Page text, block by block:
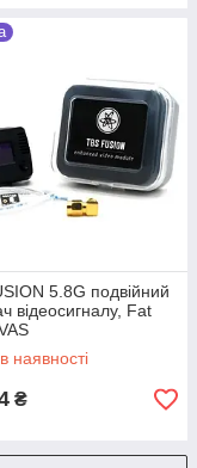
5.8G подвійний
відеосигналу, Fat
наявності
₴